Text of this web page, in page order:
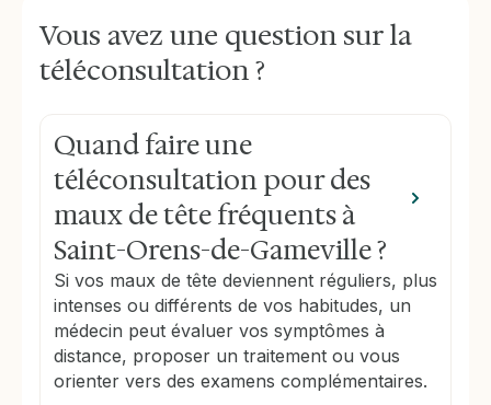
Vous avez une question sur la
téléconsultation ?
Quand faire une
téléconsultation pour des
maux de tête fréquents à
Saint-Orens-de-Gameville ?
Si vos maux de tête deviennent réguliers, plus
intenses ou différents de vos habitudes, un
médecin peut évaluer vos symptômes à
distance, proposer un traitement ou vous
orienter vers des examens complémentaires.